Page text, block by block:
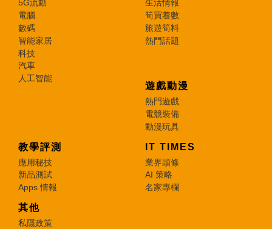
5G流動
電腦
數碼
智能家居
科技
汽車
人工智能
生活情報
筍買着數
旅遊筍料
熱門話題
遊戲動漫
熱門遊戲
電競裝備
動漫玩具
教學評測
應用秘技
新品測試
Apps 情報
IT TIMES
業界頭條
AI 策略
名家專欄
其他
私隱政策